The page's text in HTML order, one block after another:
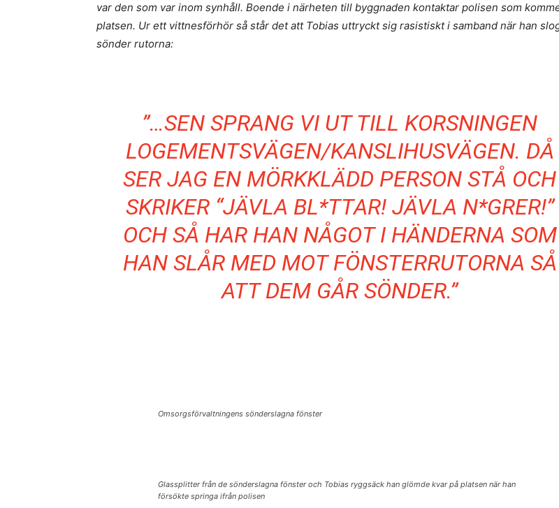
var den som var inom synhåll. Boende i närheten till byggnaden kontaktar polisen som
platsen. Ur ett vittnesförhör så står det att Tobias uttryckt sig rasistiskt i samband när han
sönder rutorna:
”…SEN SPRANG VI UT TILL KORSNINGEN
LOGEMENTSVÄGEN/KANSLIHUSVÄGEN. DÅ
SER JAG EN MÖRKKLÄDD PERSON STÅ OCH
SKRIKER “JÄVLA BL*TTAR! JÄVLA N*GRER!”
OCH SÅ HAR HAN NÅGOT I HÄNDERNA SOM
HAN SLÅR MED MOT FÖNSTERRUTORNA SÅ
ATT DEM GÅR SÖNDER.”
Omsorgsförvaltningens sönderslagna fönster
Glassplitter från de sönderslagna fönster och Tobias ryggsäck han glömde kvar på platsen när han
försökte springa ifrån polisen